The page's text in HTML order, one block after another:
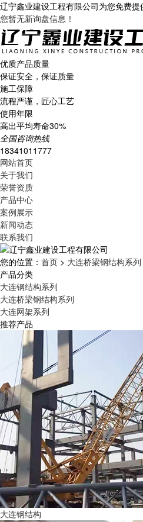
辽宁鑫业建设工程有限公司为您免费提
您暂无新询盘信息！
优质产品质量
保证安全，保证质量
施工保障
流程严谨，匠心工艺
使用年限
高出平均寿命30%
全国咨询热线
18341011777
网站首页
关于我们
荣誉资质
产品中心
案例展示
新闻动态
联系我们
您的位置： 首页 > 大连桥梁钢结构系列
产品分类
大连钢结构系列
大连桥梁钢结构系列
大连网架系列
推荐产品
大连钢结构